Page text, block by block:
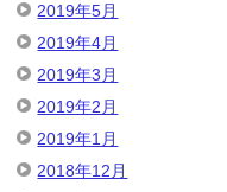
2019年5月
2019年4月
2019年3月
2019年2月
2019年1月
2018年12月